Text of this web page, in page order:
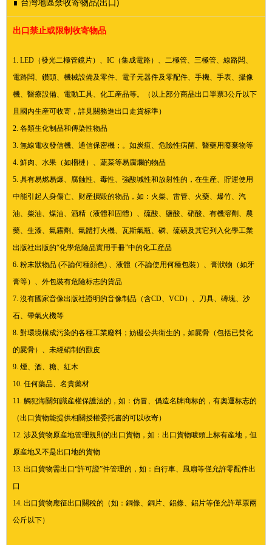
出口禁止或限制收寄物品
1. LED（發光二極管鏡片）、IC（集成電路）、二極管、三極管、線路闆、
電路闆、鑽頭、機械設備及零件、電子元器件及零配件、手機、手表、攝像
機、醫療設備、電動工具、化工産品等。（以上部分商品出口單票3公斤以下
且國内生産可收寄，詳見關務進出口走貨标準）
2. 各類生化制品和傳染性物品
3. 無線電收發信機、通信保密機；。如炭疽、危險性病菌、醫藥用廢棄物等
4. 鮮肉、水果（如榴槤）、蔬菜等易腐爛的物品
5. 具有易燃易爆、腐蝕性、毒性、強酸堿性和放射性的，在生産、貯運使用
中能引起人身傷亡、财産損毀的物品，如：火柴、雷管、火藥、爆竹、汽
油、柴油、煤油、酒精（液體和固體）、硫酸、鹽酸、硝酸、有機溶劑、農
藥、生漆、氣霧劑、氣體打火機、瓦斯氣瓶、磷、硫磺及其它列入化學工業
出版社出版的“化學危險品實用手冊”中的化工産品
6. 粉末狀物品 (不論何種顔色) 、液體（不論使用何種包裝）、膏狀物（如牙
膏等）、外包裝有危險标志的貨品
7. 沒有國家音像出版社證明的音像制品（含CD、VCD）、刀具、磚塊、沙
石、帶氣火機等
8. 對環境構成污染的各種工業廢料；妨礙公共衛生的，如屍骨（包括已焚化
的屍骨）、未經硝制的獸皮
9. 煙、酒、糖、紅木
10. 任何藥品、名貴藥材
11. 觸犯海關知識産權保護法的，如：仿冒、僞造名牌商标的，有奧運标志的
（出口貨物能提供相關授權委托書的可以收寄）
12. 涉及貨物原産地管理規則的出口貨物，如：出口貨物唛頭上标有産地，但
原産地又不是出口地的貨物
13. 出口貨物需出口“許可證”件管理的，如：自行車、風扇等僅允許零配件出
口
14. 出口貨物應征出口關稅的（如：銅條、銅片、鋁條、鋁片等僅允許單票兩
公斤以下）